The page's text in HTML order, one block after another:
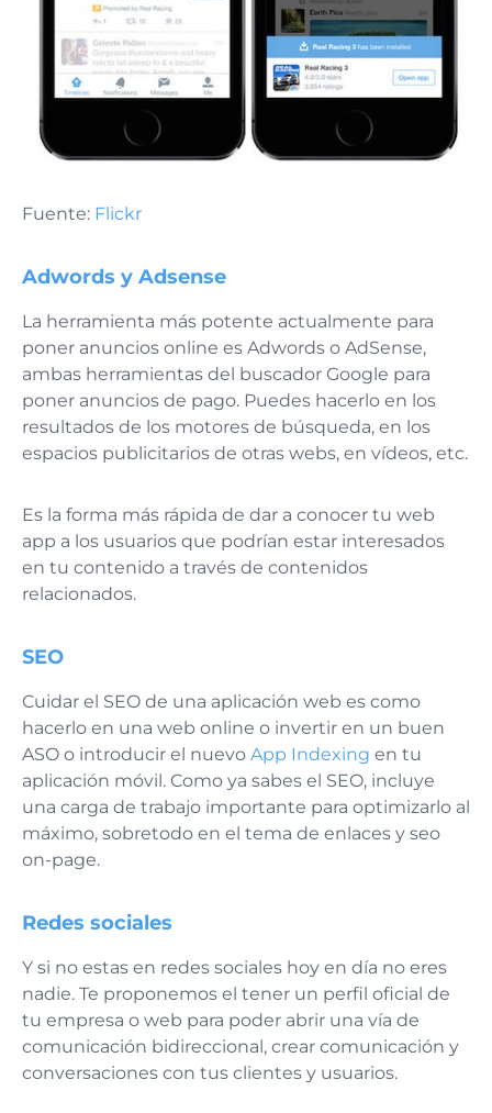
Fuente: Flickr
Adwords y Adsense
La herramienta más potente actualmente para
poner anuncios online es Adwords o AdSense,
ambas herramientas del buscador Google para
poner anuncios de pago. Puedes hacerlo en los
resultados de los motores de búsqueda, en los
espacios publicitarios de otras webs, en vídeos, etc.
Es la forma más rápida de dar a conocer tu web
app a los usuarios que podrían estar interesados
en tu contenido a través de contenidos
relacionados.
SEO
Cuidar el SEO de una aplicación web es como
hacerlo en una web online o invertir en un buen
ASO o introducir el nuevo App Indexing en tu
aplicación móvil. Como ya sabes el SEO, incluye
una carga de trabajo importante para optimizarlo al
máximo, sobretodo en el tema de enlaces y seo
on-page.
Redes sociales
Y si no estas en redes sociales hoy en día no eres
nadie. Te proponemos el tener un perfil oficial de
tu empresa o web para poder abrir una vía de
comunicación bidireccional, crear comunicación y
conversaciones con tus clientes y usuarios.